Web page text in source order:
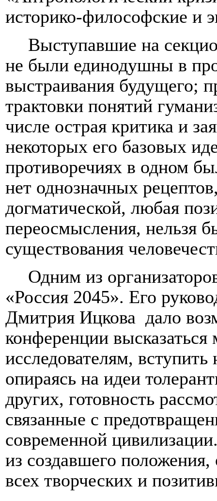
историко-философские и
Выступавшие на
не были единодушны в
выстраивания будущего;
трактовки понятий
числе острая критика и
некоторых его базовых
противоречиях в одном
нет однозначных
догматической, любая
переосмысления, нельзя
существования
Одним из
«Россия 2045». Его
Дмитрия Ицкова дало
конференции
исследователям,
опираясь на идеи
других, готовность
связанные с
современной
из создавшего
всех творческих и